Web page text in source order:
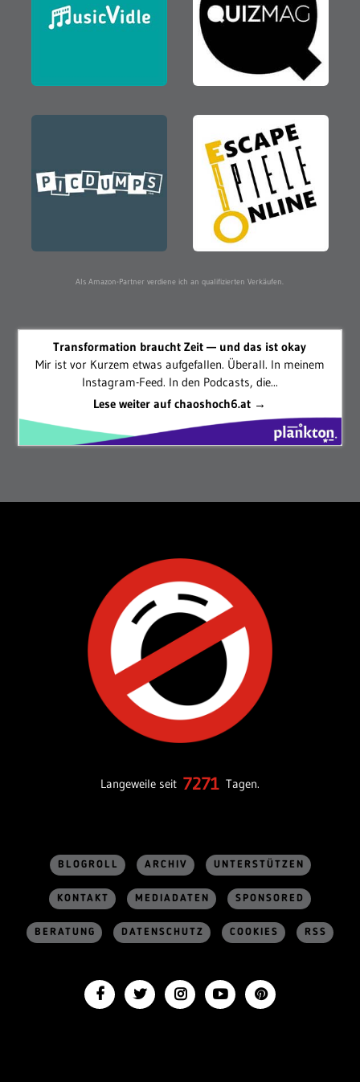
Als Amazon-Partner verdiene ich an qualifizierten Verkäufen.
Transformation braucht Zeit — und das ist okay
Mir ist vor Kurzem etwas aufgefallen. Überall. In meinem
Instagram-Feed. In den Podcasts, die...
Lese weiter auf chaoshoch6.at →
Langeweile seit 7271 Tagen.
BLOGROLL ARCHIV UNTERSTÜTZEN
KONTAKT MEDIADATEN SPONSORED
BERATUNG DATENSCHUTZ COOKIES RSS